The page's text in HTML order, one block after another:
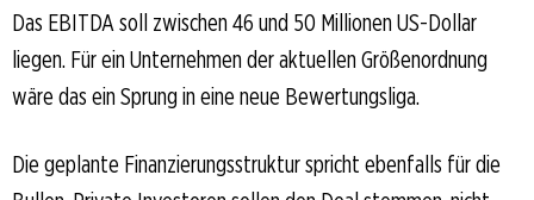
Das EBITDA soll zwischen 46 und 50 Millionen US-Dollar
liegen. Für ein Unternehmen der aktuellen Größenordnung
wäre das ein Sprung in eine neue Bewertungsliga.
Die geplante Finanzierungsstruktur spricht ebenfalls für die